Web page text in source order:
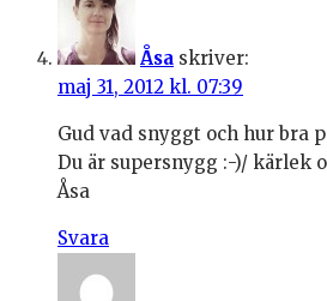
Åsa skriver:
maj 31, 2012 kl. 07:39
Gud vad snyggt och hur bra
Du är supersnygg :-)/ kärlek
Åsa
Svara